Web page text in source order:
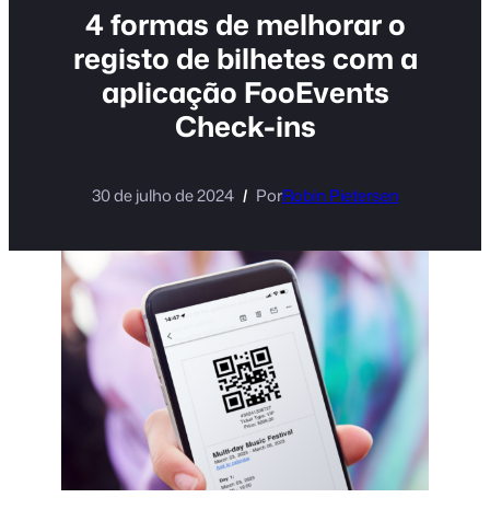
4 formas de melhorar o
registo de bilhetes com a
aplicação FooEvents
Check-ins
30 de julho de 2024 PorRobin Pietersen